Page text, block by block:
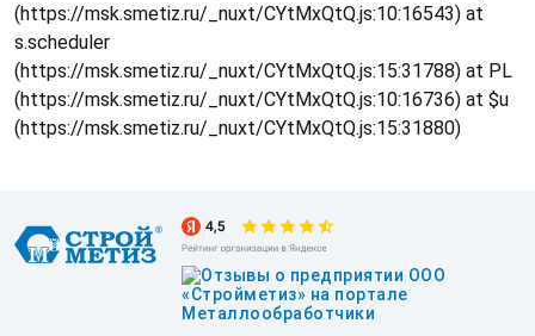
(https://msk.smetiz.ru/_nuxt/CYtMxQtQ.js:10:16543) at
s.scheduler
(https://msk.smetiz.ru/_nuxt/CYtMxQtQ.js:15:31788) at PL
(https://msk.smetiz.ru/_nuxt/CYtMxQtQ.js:10:16736) at $u
(https://msk.smetiz.ru/_nuxt/CYtMxQtQ.js:15:31880)